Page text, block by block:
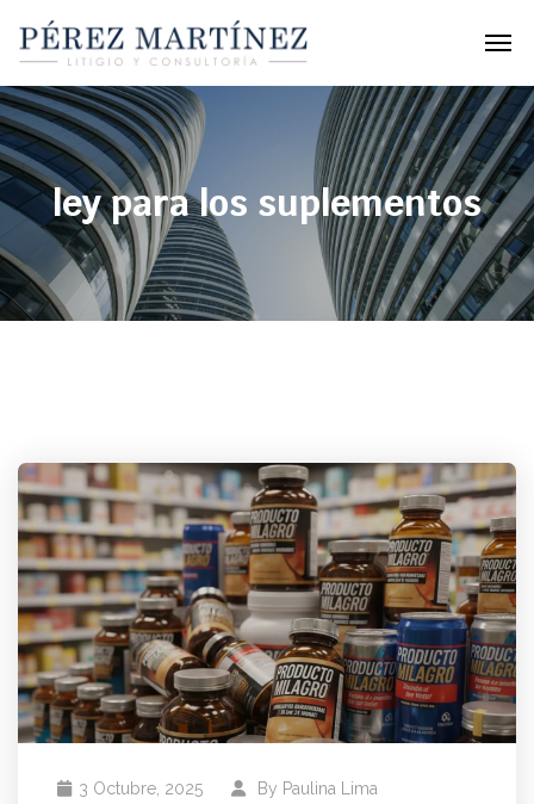
ley para los suplementos
3 Octubre, 2025 By Paulina Lima